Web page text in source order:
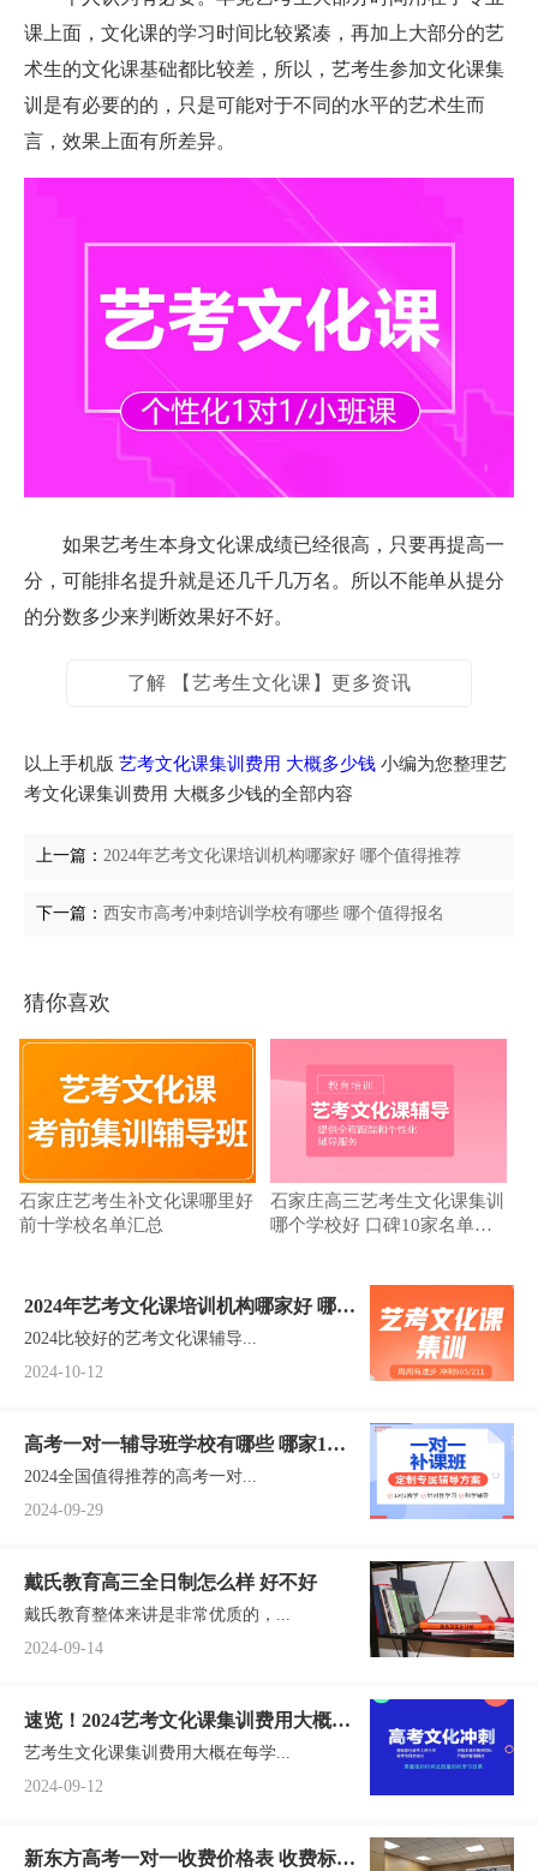
课上面，文化课的学习时间比较紧凑，再加上大部分的艺
术生的文化课基础都比较差，所以，艺考生参加文化课集
训是有必要的的，只是可能对于不同的水平的艺术生而
言，效果上面有所差异。
如果艺考生本身文化课成绩已经很高，只要再提高一
分，可能排名提升就是还几千几万名。所以不能单从提分
的分数多少来判断效果好不好。
了解 【艺考生文化课】更多资讯
以上手机版 艺考文化课集训费用 大概多少钱 小编为您整理艺
考文化课集训费用 大概多少钱的全部内容
上一篇： 2024年艺考文化课培训机构哪家好 哪个值得推荐
下一篇： 西安市高考冲刺培训学校有哪些 哪个值得报名
猜你喜欢
石家庄艺考生补文化课哪里好
前十学校名单汇总
石家庄高三艺考生文化课集训
哪个学校好 口碑10家名单一
2024年艺考文化课培训机构哪家好 哪个
值得推荐
2024比较好的艺考文化课辅导...
2024-10-12
高考一对一辅导班学校有哪些 哪家1对1
辅导值得选？
2024全国值得推荐的高考一对...
2024-09-29
戴氏教育高三全日制怎么样 好不好
戴氏教育整体来讲是非常优质的，...
2024-09-14
速览！2024艺考文化课集训费用大概要
多少钱(25届报班参考)
艺考生文化课集训费用大概在每学...
2024-09-12
新东方高考一对一收费价格表 收费标准